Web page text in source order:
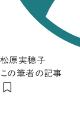
松原実穂子
この筆者の記事